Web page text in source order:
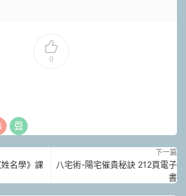
0
名學》課
下一篇
八宅術-陽宅催貴秘訣 212頁電子
書